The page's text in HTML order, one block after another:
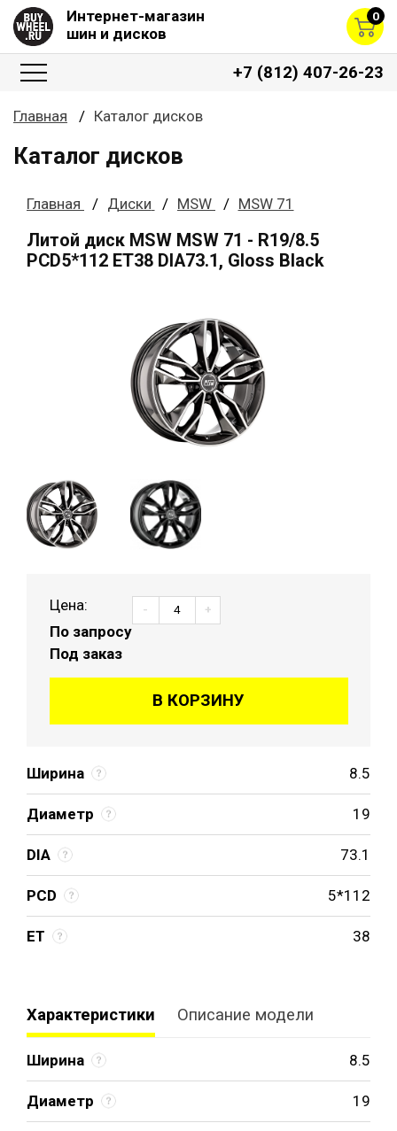
Интернет-магазин
шин и дисков
0
+7 (812) 407-26-23
Главная Каталог дисков
Каталог дисков
Главная Диски MSW MSW 71
Литой диск MSW MSW 71 - R19/8.5
PCD5*112 ET38 DIA73.1, Gloss Black
Ширина 8.5
Диаметр 19
DIA 73.1
PCD 5*112
ET 38
Цена:
По запросу
Под заказ
- +
В КОРЗИНУ
Характеристики Описание модели
Ширина 8.5
Диаметр 19